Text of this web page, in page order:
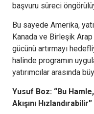
başvuru süreci
Bu sayede Amerika,
Kanada ve Birleşik
gücünü artırmayı
halinde programın
yatırımcılar arasında
Yusuf Boz: “Bu
Akışını Hızlandırabilir”